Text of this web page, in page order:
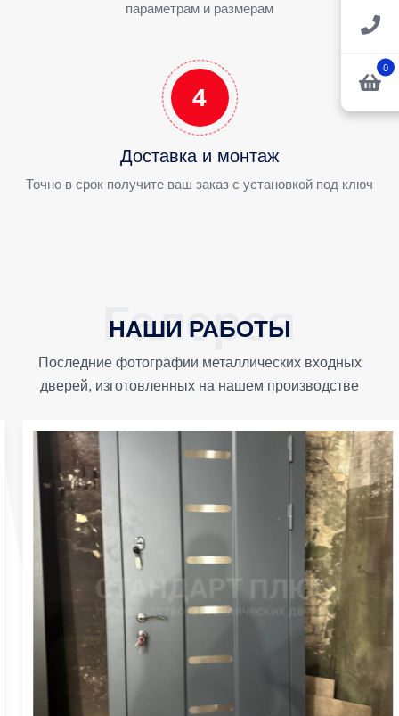
0
параметрам и размерам
4
Доставка и монтаж
Точно в срок получите ваш заказ с установкой под ключ
НАШИ РАБОТЫ
Последние фотографии металлических входных
дверей, изготовленных на нашем производстве